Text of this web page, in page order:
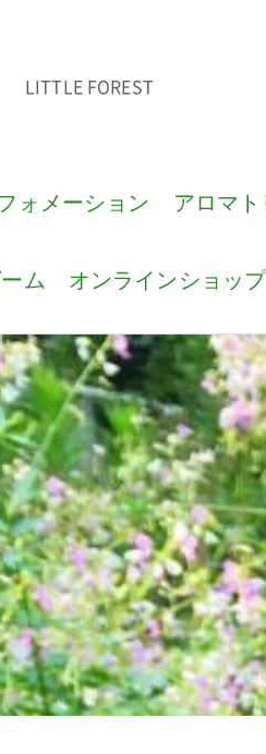
LITTLE FOREST
ォメーション アロマト
ム オンラインショップ